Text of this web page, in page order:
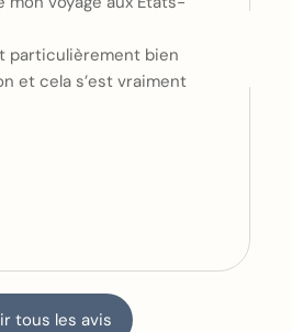
particulièrement bien
et cela s’est vraiment
avec plusieurs
des excursions
était un vrai défi, mais il
tous les avis